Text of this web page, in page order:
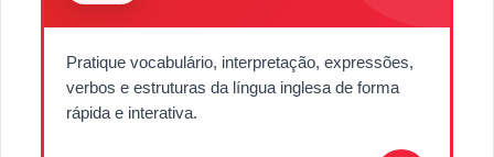
Pratique vocabulário, interpretação, expressões,
verbos e estruturas da língua inglesa de forma
rápida e interativa.